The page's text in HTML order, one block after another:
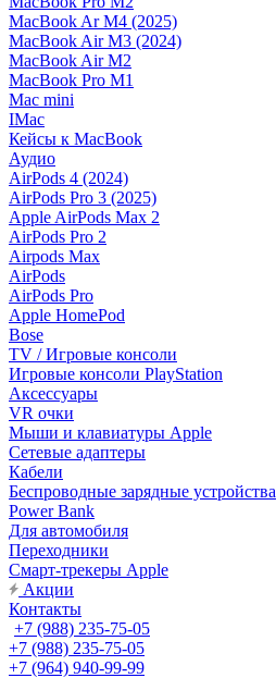
MacBook Ar M4 (2025)
MacBook Air M3 (2024)
MacBook Air M2
MacBook Pro M1
Mac mini
IMac
Кейсы к MacBook
Аудио
AirPods 4 (2024)
AirPods Pro 3 (2025)
Apple AirPods Max 2
AirPods Pro 2
Airpods Max
AirPods
AirPods Pro
Apple HomePod
Bose
TV / Игровые консоли
Игровые консоли PlayStation
Аксессуары
VR очки
Мыши и клавиатуры Apple
Сетевые адаптеры
Кабели
Беспроводные зарядные устройства
Power Bank
Для автомобиля
Переходники
Смарт-трекеры Apple
Акции
Контакты
+7 (988) 235-75-05
+7 (988) 235-75-05
+7 (964) 940-99-99